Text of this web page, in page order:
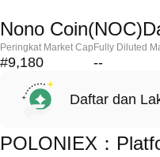
Nono
Peringkat Market Cap
#9,180
Fully Diluted
--
Daftar dan
POLONIEX：